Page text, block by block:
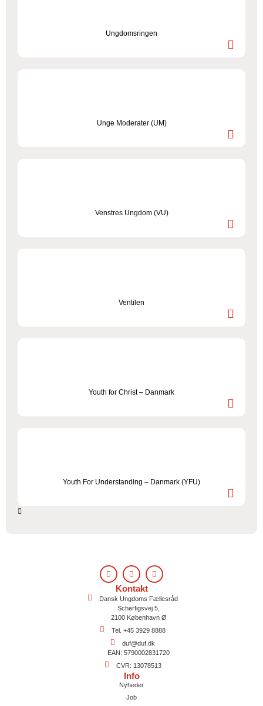
Ungdomsringen
Unge Moderater (UM)
Venstres Ungdom (VU)
Ventilen
Youth for Christ – Danmark
Youth For Understanding – Danmark (YFU)
Kontakt
Dansk Ungdoms Fællesråd
Scherfigsvej 5,
2100 København Ø
Tel. +45 3929 8888
duf@duf.dk
EAN: 5790002831720
CVR: 13078513
Info
Nyheder
Job